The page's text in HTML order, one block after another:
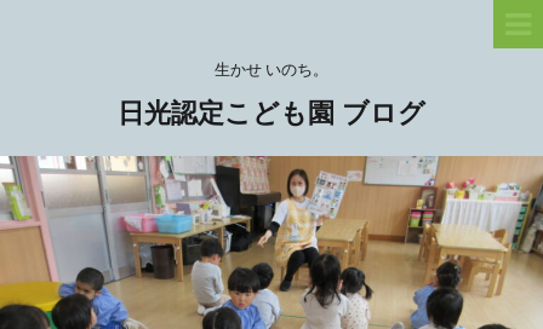
生かせ いのち。
日光認定こども園 ブログ